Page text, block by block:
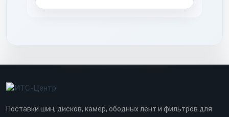
Поставки шин, дисков, камер, ободных лент и фильтров для